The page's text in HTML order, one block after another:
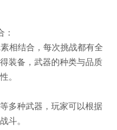
：
相结合，每次挑战都有全
装备，武器的种类与品质
。
多种武器，玩家可以根据
斗。